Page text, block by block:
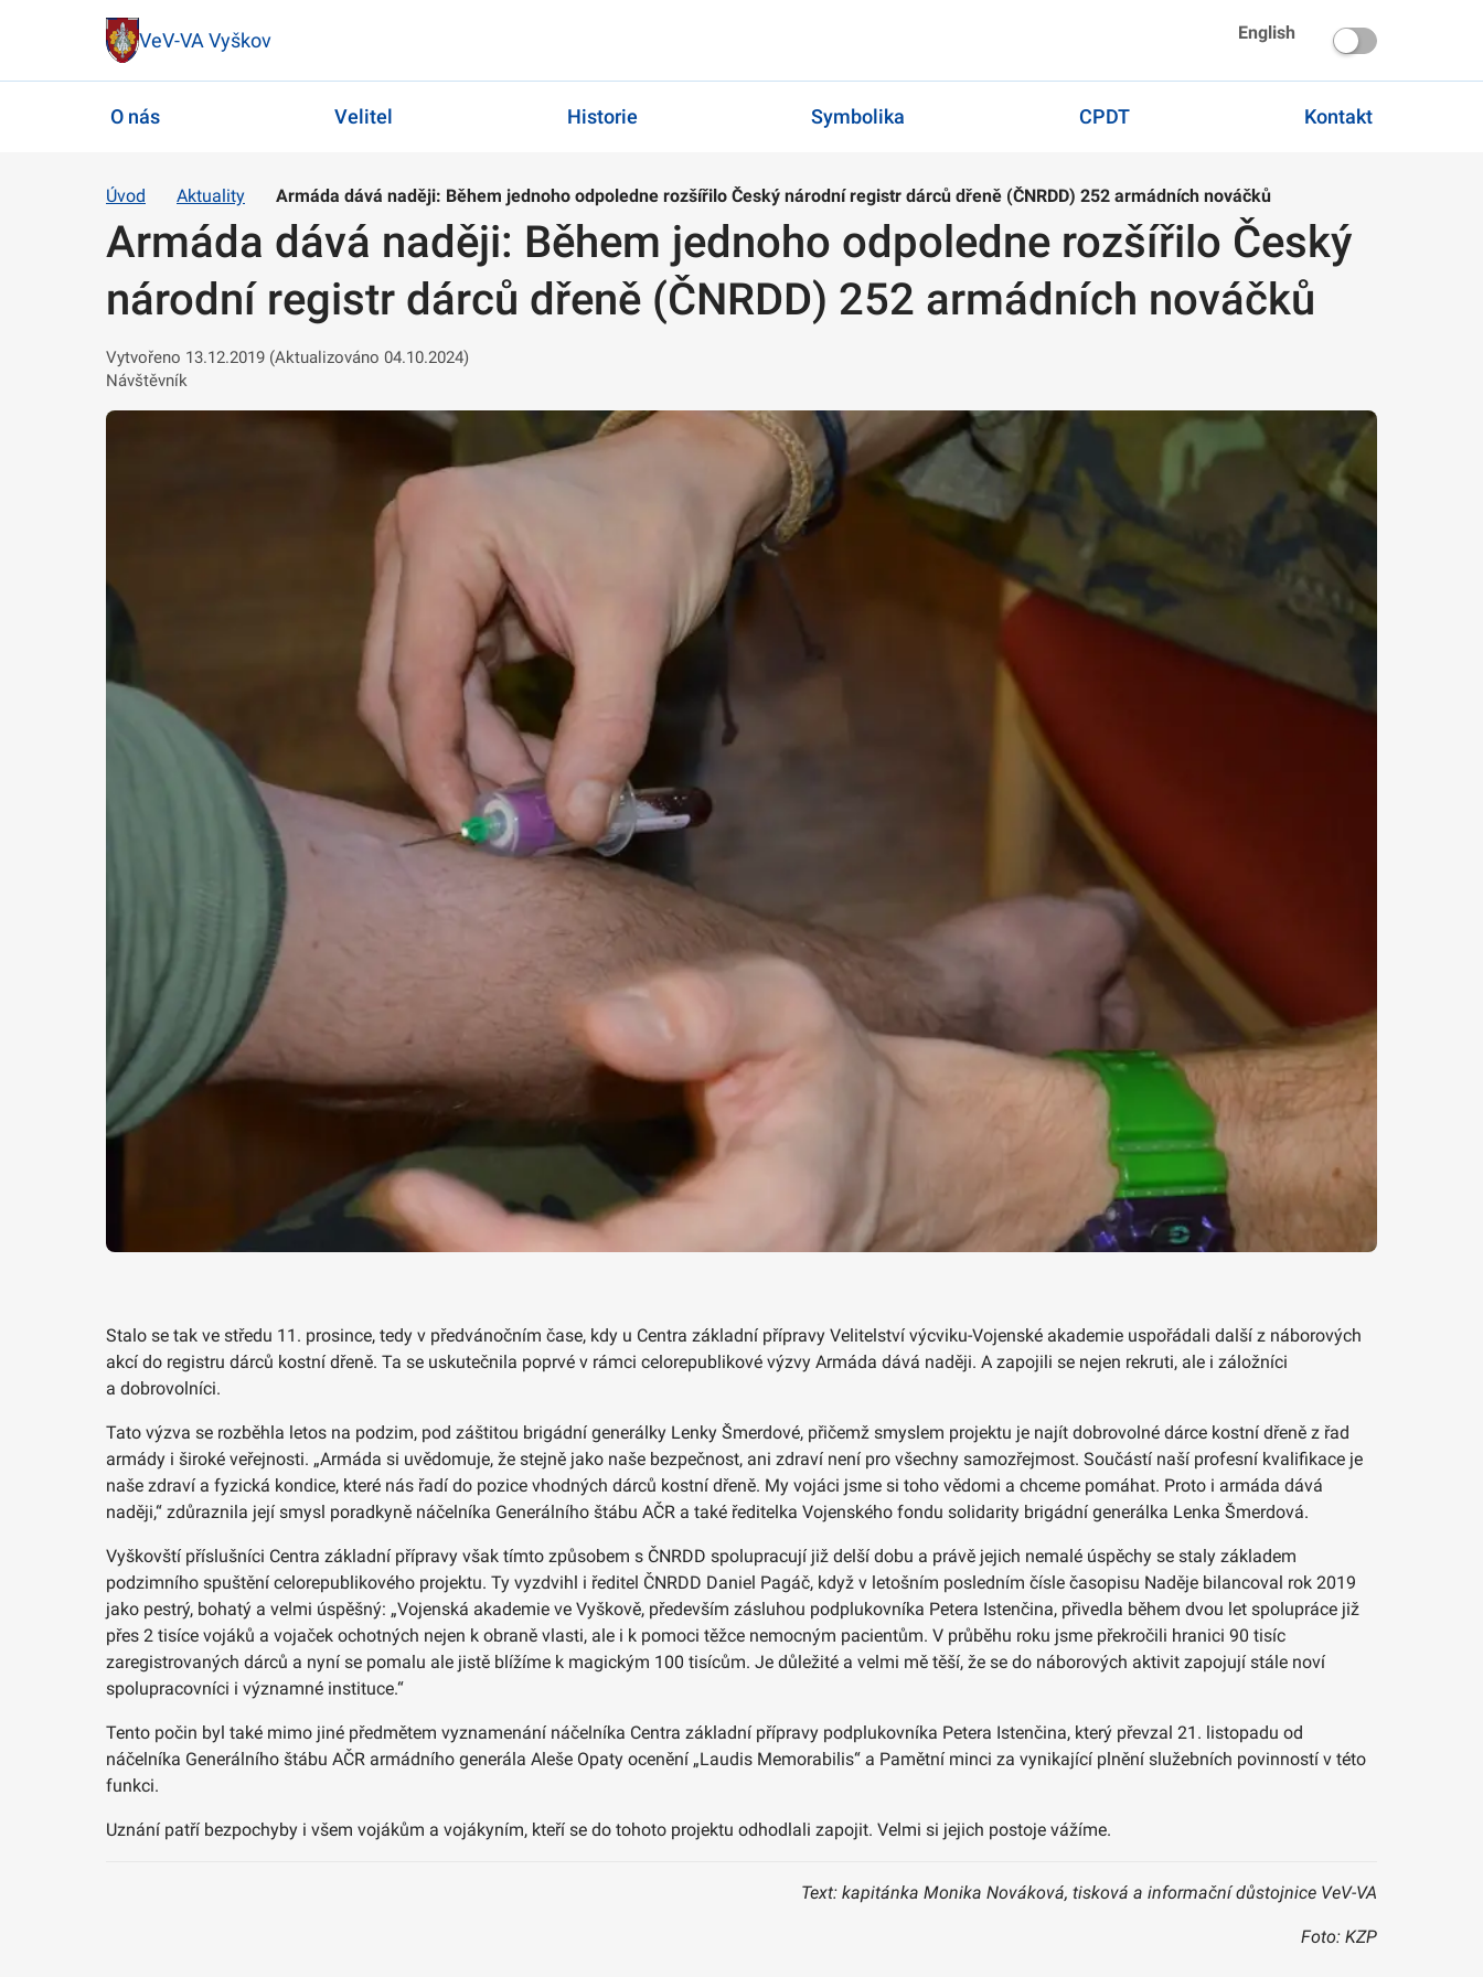
VeV-VA Vyškov English
O nás Velitel Historie Symbolika CPDT Kontakt
Úvod Aktuality Armáda dává naději: Během jednoho odpoledne rozšířilo Český národní registr dárců dřeně (ČNRDD) 252 armádních nováčků
Armáda dává naději: Během jednoho odpoledne rozšířilo Český
národní registr dárců dřeně (ČNRDD) 252 armádních nováčků
Vytvořeno 13.12.2019 (Aktualizováno 04.10.2024)
Návštěvník
Stalo se tak ve středu 11. prosince, tedy v předvánočním čase, kdy u Centra základní přípravy Velitelství výcviku-Vojenské akademie uspořádali další z náborových
akcí do registru dárců kostní dřeně. Ta se uskutečnila poprvé v rámci celorepublikové výzvy Armáda dává naději. A zapojili se nejen rekruti, ale i záložníci
a dobrovolníci.
Tato výzva se rozběhla letos na podzim, pod záštitou brigádní generálky Lenky Šmerdové, přičemž smyslem projektu je najít dobrovolné dárce kostní dřeně z řad
armády i široké veřejnosti. „Armáda si uvědomuje, že stejně jako naše bezpečnost, ani zdraví není pro všechny samozřejmost. Součástí naší profesní kvalifikace je
naše zdraví a fyzická kondice, které nás řadí do pozice vhodných dárců kostní dřeně. My vojáci jsme si toho vědomi a chceme pomáhat. Proto i armáda dává
naději,“ zdůraznila její smysl poradkyně náčelníka Generálního štábu AČR a také ředitelka Vojenského fondu solidarity brigádní generálka Lenka Šmerdová.
Vyškovští příslušníci Centra základní přípravy však tímto způsobem s ČNRDD spolupracují již delší dobu a právě jejich nemalé úspěchy se staly základem
podzimního spuštění celorepublikového projektu. Ty vyzdvihl i ředitel ČNRDD Daniel Pagáč, když v letošním posledním čísle časopisu Naděje bilancoval rok 2019
jako pestrý, bohatý a velmi úspěšný: „Vojenská akademie ve Vyškově, především zásluhou podplukovníka Petera Istenčina, přivedla během dvou let spolupráce již
přes 2 tisíce vojáků a vojaček ochotných nejen k obraně vlasti, ale i k pomoci těžce nemocným pacientům. V průběhu roku jsme překročili hranici 90 tisíc
zaregistrovaných dárců a nyní se pomalu ale jistě blížíme k magickým 100 tisícům. Je důležité a velmi mě těší, že se do náborových aktivit zapojují stále noví
spolupracovníci i významné instituce.“
Tento počin byl také mimo jiné předmětem vyznamenání náčelníka Centra základní přípravy podplukovníka Petera Istenčina, který převzal 21. listopadu od
náčelníka Generálního štábu AČR armádního generála Aleše Opaty ocenění „Laudis Memorabilis“ a Pamětní minci za vynikající plnění služebních povinností v této
funkci.
Uznání patří bezpochyby i všem vojákům a vojákyním, kteří se do tohoto projektu odhodlali zapojit. Velmi si jejich postoje vážíme.
Text: kapitánka Monika Nováková, tisková a informační důstojnice VeV-VA
Foto: KZP